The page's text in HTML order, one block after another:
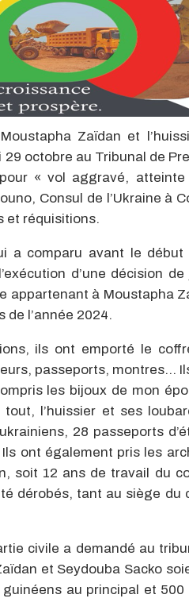
Zaïdan et
octobre au Tribunal de
« vol aggravé, atteinte
Consul de l’Ukraine à
et réquisitions.
a comparu avant le
d’une décision
appartenant à Moustapha
l’année 2024.
ils ont emporté le
passeports, montres…
les bijoux de mon
l’huissier et ses
28 passeports
ont également pris les
soit 12 ans de travail du
dérobés, tant au siège du
civile a demandé au
et Seydouba Sacko
au principal et